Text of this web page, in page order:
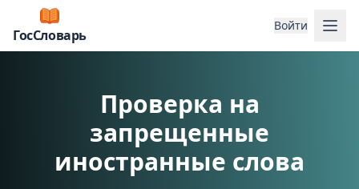
ГосСловарь
Войти
Проверка на
запрещенные
иностранные слова